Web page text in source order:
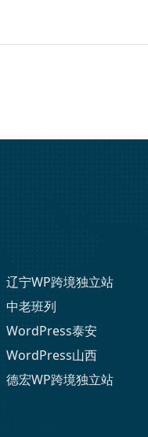
辽宁WP跨境独立站
中老班列
WordPress泰安
WordPress山西
德宏WP跨境独立站